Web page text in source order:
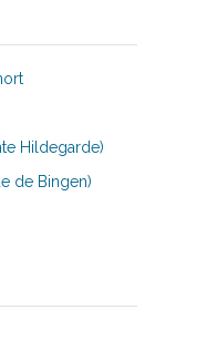
Hildegarde)
de Bingen)